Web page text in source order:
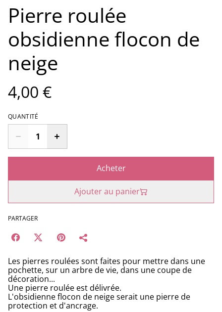
Pierre roulée
obsidienne flocon de
neige
4,00 €
QUANTITÉ
Acheter
Ajouter au panier
PARTAGER
Les pierres roulées sont faites pour mettre dans une
pochette, sur un arbre de vie, dans une coupe de
décoration...
Une pierre roulée est délivrée.
L'obsidienne flocon de neige serait une pierre de
protection et d'ancrage.